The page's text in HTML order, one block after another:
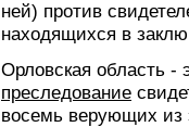
ней) против
находящихся в
Орловская область -
преследование
восемь верующих из